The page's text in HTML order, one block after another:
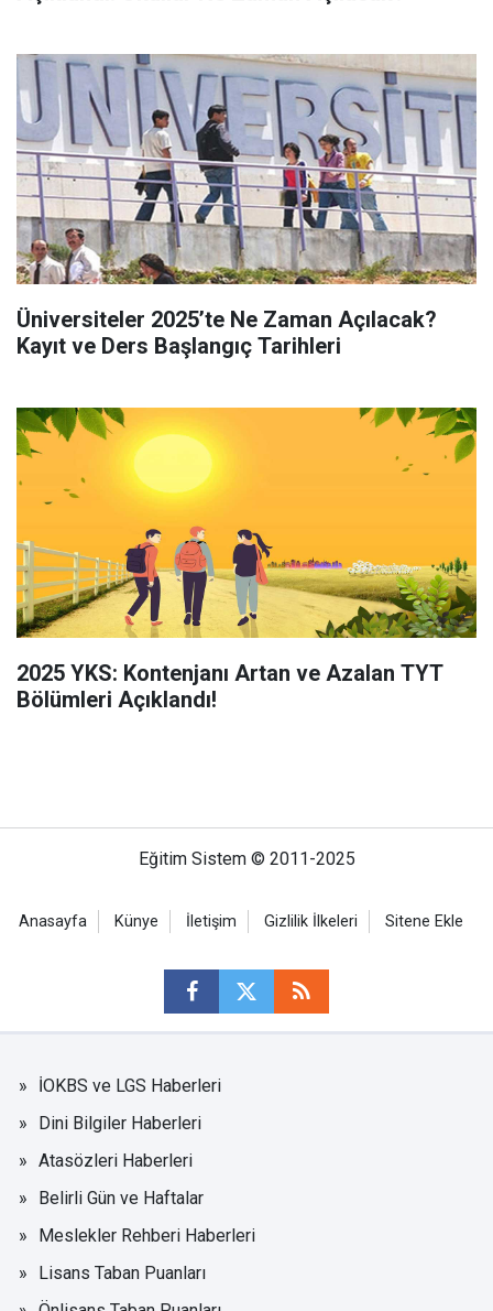
Üniversiteler 2025’te Ne Zaman Açılacak?
Kayıt ve Ders Başlangıç Tarihleri
2025 YKS: Kontenjanı Artan ve Azalan TYT
Bölümleri Açıklandı!
Eğitim Sistem © 2011-2025
Anasayfa Künye İletişim Gizlilik İlkeleri Sitene Ekle
İOKBS ve LGS Haberleri
Dini Bilgiler Haberleri
Atasözleri Haberleri
Belirli Gün ve Haftalar
Meslekler Rehberi Haberleri
Lisans Taban Puanları